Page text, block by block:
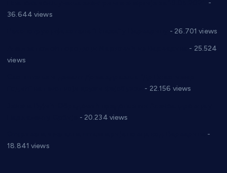
-
36.644 views
- 26.701 views
- 25.524
views
- 22.156 views
- 20.234 views
-
18.841 views